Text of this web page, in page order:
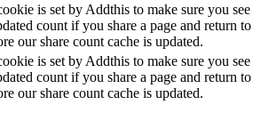
is set by Addthis to make sure you see
count if you share a page and return to
our share count cache is updated.
is set by Addthis to make sure you see
count if you share a page and return to
our share count cache is updated.